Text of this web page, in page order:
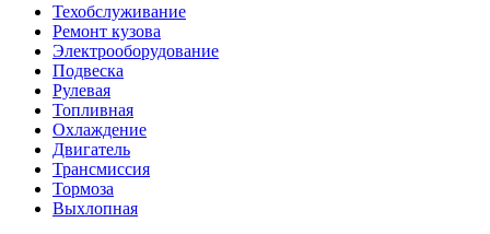
Техобслуживание
Ремонт кузова
Электрооборудование
Подвеска
Рулевая
Топливная
Охлаждение
Двигатель
Трансмиссия
Тормоза
Выхлопная